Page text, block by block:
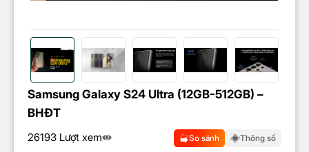
Samsung Galaxy S24 Ultra (12GB-512GB) –
BHĐT
26193 Lượt xem So sánh Thông số